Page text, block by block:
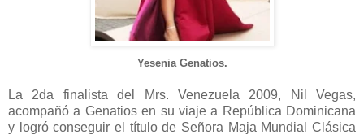
Yesenia Genatios.
La 2da finalista del Mrs. Venezuela 2009, Nil Vegas,
acompañó a Genatios en su viaje a República Dominicana
y logró conseguir el título de Señora Maja Mundial Clásica